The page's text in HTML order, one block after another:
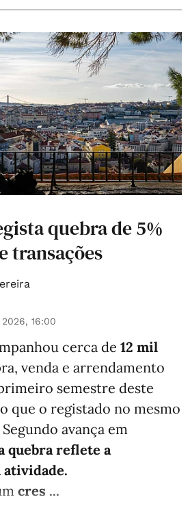
quebra de 5%
transações
16:00
cerca de 12 mil
venda e arrendamento
semestre deste
que o registado no mesmo
avança em
quebra reflete a
atividade.
cres ...